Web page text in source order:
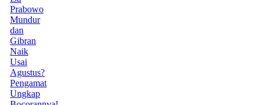
Prabowo
Mundur
dan
Gibran
Naik
Usai
Agustus?
Pengamat
Ungkap